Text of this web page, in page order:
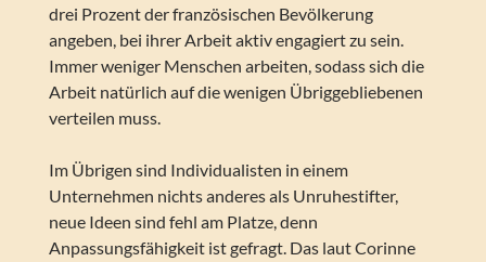
drei Prozent der französischen Bevölkerung
angeben, bei ihrer Arbeit aktiv engagiert zu sein.
Immer weniger Menschen arbeiten, sodass sich die
Arbeit natürlich auf die wenigen Übriggebliebenen
verteilen muss.
Im Übrigen sind Individualisten in einem
Unternehmen nichts anderes als Unruhestifter,
neue Ideen sind fehl am Platze, denn
Anpassungsfähigkeit ist gefragt. Das laut Corinne